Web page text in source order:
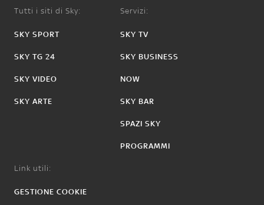
Tutti i siti di Sky:
SKY SPORT
SKY TG 24
SKY VIDEO
SKY ARTE
Servizi:
SKY TV
SKY BUSINESS
NOW
SKY BAR
SPAZI SKY
PROGRAMMI
Link utili:
GESTIONE COOKIE